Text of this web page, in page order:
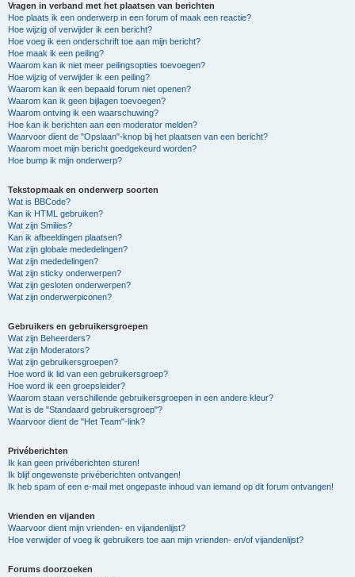
Vragen in verband met het plaatsen van berichten
Hoe plaats ik een onderwerp in een forum of maak een reactie?
Hoe wijzig of verwijder ik een bericht?
Hoe voeg ik een onderschrift toe aan mijn bericht?
Hoe maak ik een peiling?
Waarom kan ik niet meer peilingsopties toevoegen?
Hoe wijzig of verwijder ik een peiling?
Waarom kan ik een bepaald forum niet openen?
Waarom kan ik geen bijlagen toevoegen?
Waarom ontving ik een waarschuwing?
Hoe kan ik berichten aan een moderator melden?
Waarvoor dient de "Opslaan"-knop bij het plaatsen van een bericht?
Waarom moet mijn bericht goedgekeurd worden?
Hoe bump ik mijn onderwerp?
Tekstopmaak en onderwerp soorten
Wat is BBCode?
Kan ik HTML gebruiken?
Wat zijn Smilies?
Kan ik afbeeldingen plaatsen?
Wat zijn globale mededelingen?
Wat zijn mededelingen?
Wat zijn sticky onderwerpen?
Wat zijn gesloten onderwerpen?
Wat zijn onderwerpiconen?
Gebruikers en gebruikersgroepen
Wat zijn Beheerders?
Wat zijn Moderators?
Wat zijn gebruikersgroepen?
Hoe word ik lid van een gebruikersgroep?
Hoe word ik een groepsleider?
Waarom staan verschillende gebruikersgroepen in een andere kleur?
Wat is de "Standaard gebruikersgroep"?
Waarvoor dient de "Het Team"-link?
Privéberichten
Ik kan geen privéberichten sturen!
Ik blijf ongewenste privéberichten ontvangen!
Ik heb spam of een e-mail met ongepaste inhoud van iemand op dit forum ontvangen!
Vrienden en vijanden
Waarvoor dient mijn vrienden- en vijandenlijst?
Hoe verwijder of voeg ik gebruikers toe aan mijn vrienden- en/of vijandenlijst?
Forums doorzoeken